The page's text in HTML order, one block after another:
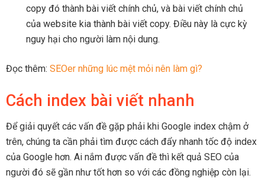
copy đó thành bài viết chính chủ, và bài viết chính chủ
của website kia thành bài viết copy. Điều này là cực kỳ
nguy hại cho người làm nội dung.
Đọc thêm: SEOer những lúc mệt mỏi nên làm gì?
Cách index bài viết nhanh
Để giải quyết các vấn đề gặp phải khi Google index chậm ở
trên, chúng ta cần phải tìm được cách đẩy nhanh tốc độ index
của Google hơn. Ai nắm được vấn đề thì kết quả SEO của
người đó sẽ gần như tốt hơn so với các đồng nghiệp còn lại.